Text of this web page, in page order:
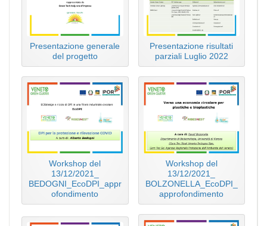
Presentazione generale
del progetto
Presentazione risultati
parziali Luglio 2022
Workshop del
13/12/2021_
BEDOGNI_EcoDPI_appr
ofondimento
Workshop del
13/12/2021_
BOLZONELLA_EcoDPI_
approfondimento